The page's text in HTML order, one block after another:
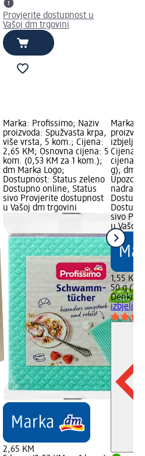
Provjerite dostupnost u
Vašoj dm trgovini
Marka: Profissimo; Naziv
proizvoda: Spužvasta krpa,
više vrsta, 5 kom.; Cijena:
2,65 KM; Osnovna cijena: 5
kom. (0,53 KM za 1 kom.);
dm Marka Logo;
Dostupnost: Status zeleno
Dostupno online, Status
sivo Provjerite dostupnost
u Vašoj dm trgovini
2,65 KM
Marka:
Cijena:
cijena:
g); dm
sivo
u Vašoj
1,55 KM
50 g
Denkmit